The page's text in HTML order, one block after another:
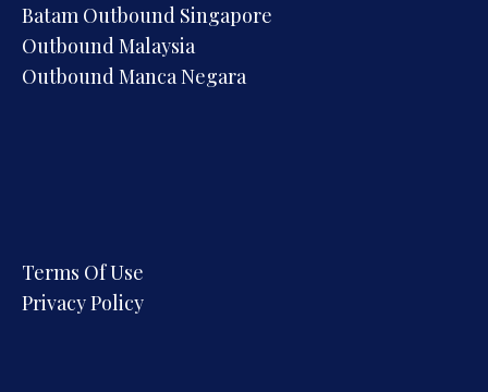
Batam Outbound Singapore
Outbound Malaysia
Outbound Manca Negara
Terms Of Use
Privacy Policy